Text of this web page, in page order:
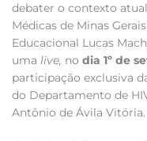
debater o contexto
Médicas de Minas
Educacional Lucas
uma live, no dia 1º de
participação exclusiva
do Departamento de
Antônio de Ávila Vitória.